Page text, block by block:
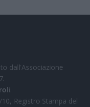
dall'Associazione
.
Registro Stampa del